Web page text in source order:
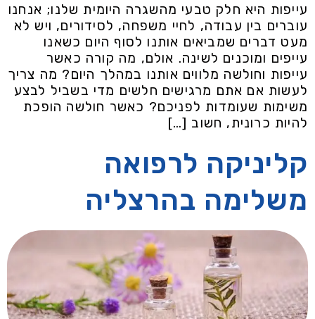
עייפות היא חלק טבעי מהשגרה היומית שלנו; אנחנו
עוברים בין עבודה, לחיי משפחה, לסידורים, ויש לא
מעט דברים שמביאים אותנו לסוף היום כשאנו
עייפים ומוכנים לשינה. אולם, מה קורה כאשר
עייפות וחולשה מלווים אותנו במהלך היום? מה צריך
לעשות אם אתם מרגישים חלשים מדי בשביל לבצע
משימות שעומדות לפניכם? כאשר חולשה הופכת
להיות כרונית, חשוב […]
קליניקה לרפואה
משלימה בהרצליה